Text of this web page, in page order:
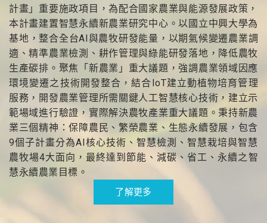
計畫」重要施政項目，為配合國家農業與能源發展政策，
本計畫建置智慧永續新農業研究中心。以國立中興大學為
基地，整合全台AI與農牧研發能量，以期氣候變遷農業調
適、精準農業檢測、耕作管理與綠能研發落地，降低農牧
生產碳排。聚焦「新農業」重大議題，強調農業領域因應
環境變遷之技術開發整合，結合IoT建立動植物培育管理
服務，開發農業管理所需關鍵人工智慧核心技術，建立示
範場域進行驗證，實際解決農牧產業重大議題。秉持新農
業三個精神：保障農民、繁榮農業、生態永續發展，包含
9個子計畫分為AI核心技術、智慧檢測、智慧栽培與智慧
農牧場4大面向，最終達到節能、減碳、省工、永續之智
慧永續農業目標。
了解更多